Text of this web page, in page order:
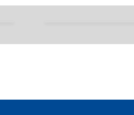
Desgaste dos